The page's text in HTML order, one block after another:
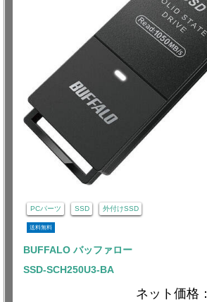
PCパーツ SSD 外付けSSD
送料無料
BUFFALO バッファロー
SSD-SCH250U3-BA
ネット価格：